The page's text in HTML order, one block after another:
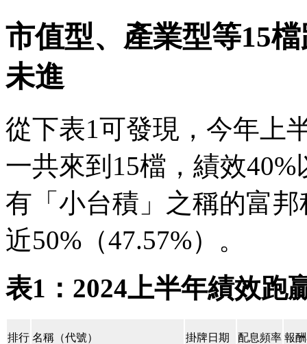
市值型、產業型等15
未進
從下表1可發現，今年上
一共來到15檔，績效
有「小台積」之稱的富
近50%（47.57%）。
表1：2024上半年績效跑
排行 名稱（代號） 掛牌日期 配息頻率 報